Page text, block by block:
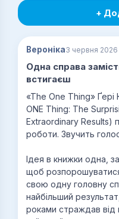
+
Вероніка3 червня 2026
Одна справа
встигаєш
«The One Thing»
ONE Thing: The
Extraordinary Results)
роботи. Звучить
Ідея в книжки одна,
щоб
свою одну головну
найбільший
роками страждав від